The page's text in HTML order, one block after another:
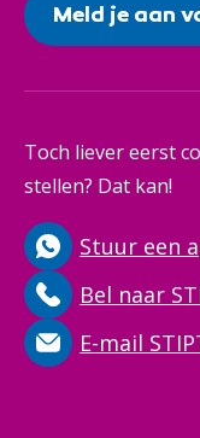
Meld je aan
Toch liever eerst
stellen? Dat kan!
Stuur een
Bel naar
E-mail